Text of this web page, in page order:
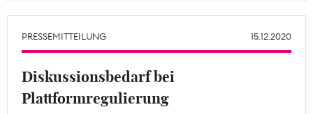
PRESSEMITTEILUNG 15.12.2020
Diskussionsbedarf bei
Plattformregulierung